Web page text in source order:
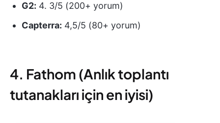
G2: 4. 3/5 (200+ yorum)
Capterra: 4,5/5 (80+ yorum)
4. Fathom (Anlık toplantı
tutanakları için en iyisi)